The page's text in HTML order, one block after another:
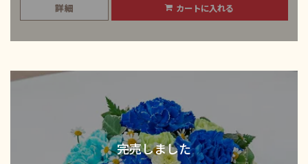
詳細 カートに入れる